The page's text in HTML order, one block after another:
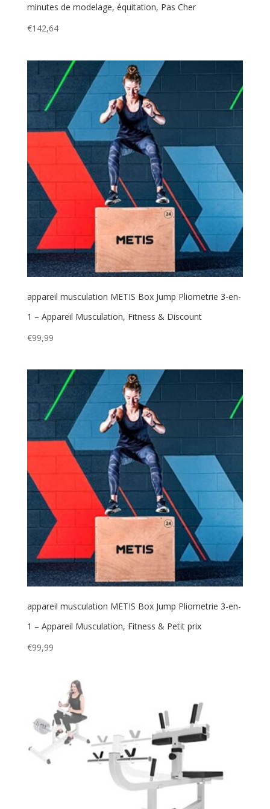
minutes de modelage, équitation, Pas Cher
€142,64
appareil musculation METIS Box Jump Pliometrie 3-en-
1 – Appareil Musculation, Fitness & Discount
€99,99
appareil musculation METIS Box Jump Pliometrie 3-en-
1 – Appareil Musculation, Fitness & Petit prix
€99,99